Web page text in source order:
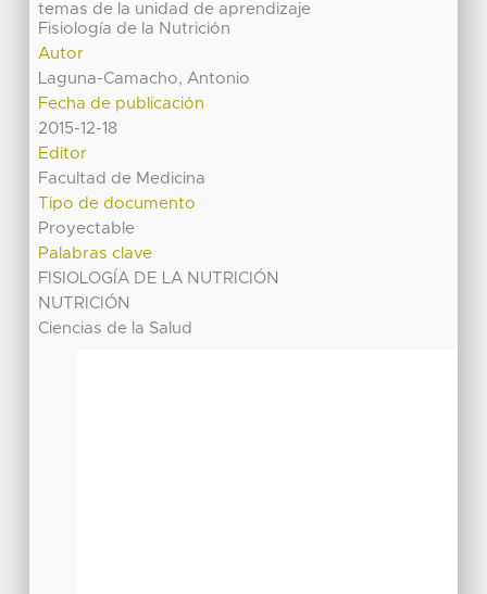
temas de la unidad de aprendizaje
Fisiología de la Nutrición
Autor
Laguna-Camacho, Antonio
Fecha de publicación
2015-12-18
Editor
Facultad de Medicina
Tipo de documento
Proyectable
Palabras clave
FISIOLOGÍA DE LA NUTRICIÓN
NUTRICIÓN
Ciencias de la Salud